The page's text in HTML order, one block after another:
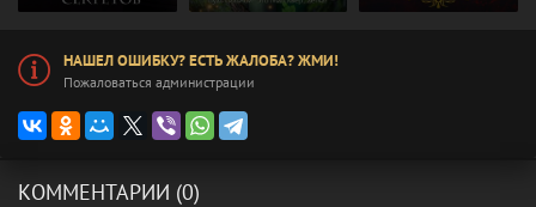
НАШЕЛ ОШИБКУ? ЕСТЬ ЖАЛОБА? ЖМИ!
Пожаловаться администрации
КОММЕНТАРИИ (0)